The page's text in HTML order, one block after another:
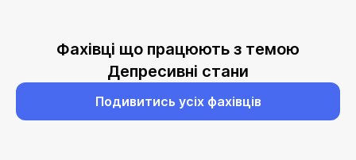
Фахівці що працюють з темою
Депресивні стани
Подивитись усіх фахівців